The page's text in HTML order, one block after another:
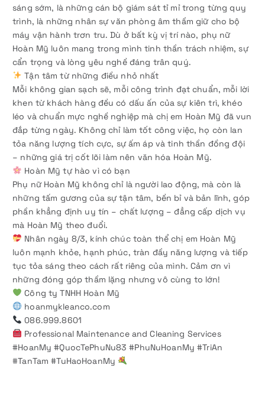
sáng sớm, là những cán bộ giám sát tỉ mỉ trong từng quy
trình, là những nhân sự văn phòng âm thầm giữ cho bộ
máy vận hành trơn tru. Dù ở bất kỳ vị trí nào, phụ nữ
Hoàn Mỹ luôn mang trong mình tinh thần trách nhiệm, sự
cẩn trọng và lòng yêu nghề đáng trân quý.
Tận tâm từ những điều nhỏ nhất
Mỗi không gian sạch sẽ, mỗi công trình đạt chuẩn, mỗi lời
khen từ khách hàng đều có dấu ấn của sự kiên trì, khéo
léo và chuẩn mực nghề nghiệp mà chị em Hoàn Mỹ đã vun
đắp từng ngày. Không chỉ làm tốt công việc, họ còn lan
tỏa năng lượng tích cực, sự ấm áp và tinh thần đồng đội
– những giá trị cốt lõi làm nên văn hóa Hoàn Mỹ.
Hoàn Mỹ tự hào vì có bạn
Phụ nữ Hoàn Mỹ không chỉ là người lao động, mà còn là
những tấm gương của sự tận tâm, bền bỉ và bản lĩnh, góp
phần khẳng định uy tín – chất lượng – đẳng cấp dịch vụ
mà Hoàn Mỹ theo đuổi.
Nhân ngày 8/3, kính chúc toàn thể chị em Hoàn Mỹ
luôn mạnh khỏe, hạnh phúc, tràn đầy năng lượng và tiếp
tục tỏa sáng theo cách rất riêng của mình. Cảm ơn vì
những đóng góp thầm lặng nhưng vô cùng to lớn!
Công ty TNHH Hoàn Mỹ
hoanmykleanco.com
086.999.8601
Professional Maintenance and Cleaning Services
#HoanMy #QuocTePhuNu83 #PhuNuHoanMy #TriAn
#TanTam #TuHaoHoanMy